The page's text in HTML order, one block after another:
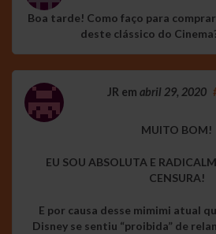
Boa tarde! Como faço para
deste clássico do
JR em abril 29, 2020
MUITO BOM!
EU SOU ABSOLUTA E
CENSURA!
E por causa desse mimimi atual
Disney se sentiu “proibida” de